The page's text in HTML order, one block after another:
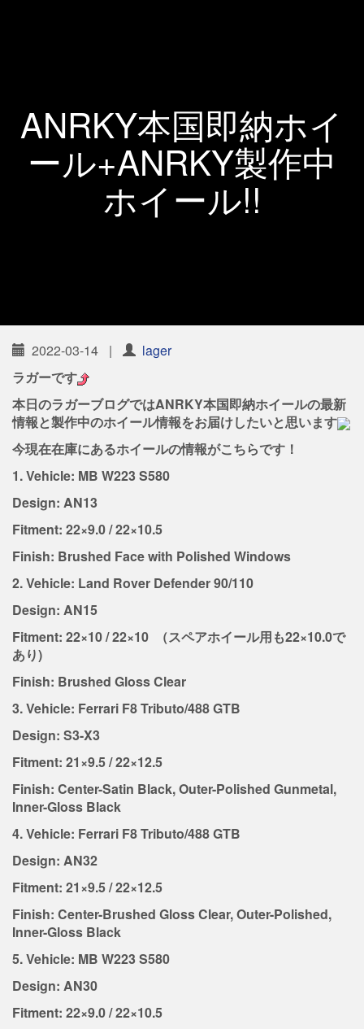
ANRKY本国即納ホイ
ール+ANRKY製作中
ホイール!!
2022-03-14 |
lager
ラガーです
本日のラガーブログではANRKY本国即納ホイールの最新
情報と製作中のホイール情報をお届けしたいと思います
今現在在庫にあるホイールの情報がこちらです！
1. Vehicle: MB W223 S580
Design: AN13
Fitment: 22×9.0 / 22×10.5
Finish: Brushed Face with Polished Windows
2. Vehicle: Land Rover Defender 90/110
Design: AN15
Fitment: 22×10 / 22×10 （スペアホイール用も22×10.0で
あり)
Finish: Brushed Gloss Clear
3. Vehicle: Ferrari F8 Tributo/488 GTB
Design: S3-X3
Fitment: 21×9.5 / 22×12.5
Finish: Center-Satin Black, Outer-Polished Gunmetal,
Inner-Gloss Black
4. Vehicle: Ferrari F8 Tributo/488 GTB
Design: AN32
Fitment: 21×9.5 / 22×12.5
Finish: Center-Brushed Gloss Clear, Outer-Polished,
Inner-Gloss Black
5. Vehicle: MB W223 S580
Design: AN30
Fitment: 22×9.0 / 22×10.5